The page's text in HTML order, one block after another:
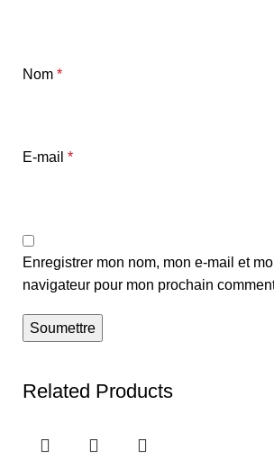
Nom *
E-mail *
Enregistrer mon nom, mon e-mail et
navigateur pour mon prochain
Related Products